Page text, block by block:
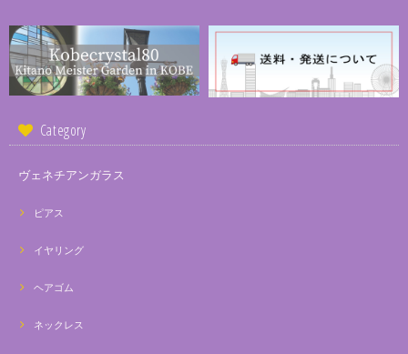
Category
ヴェネチアンガラス
ピアス
イヤリング
ヘアゴム
ネックレス